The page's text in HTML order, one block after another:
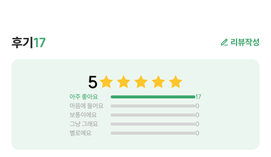
후기17 리뷰작성
5
아주 좋아요
17
마음에 들어요
0
보통이에요
0
그냥 그래요
0
별로예요
0